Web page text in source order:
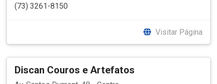
(73) 3261-8150
Visitar Página
Discan Couros e Artefatos